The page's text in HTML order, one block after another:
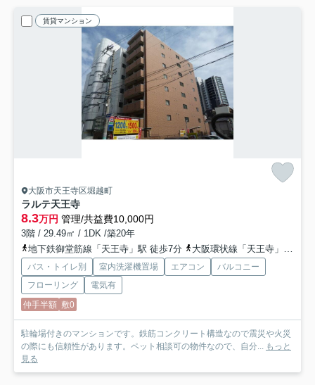
賃貸マンション
大阪市天王寺区堀越町
ラルテ天王寺
8.3万円 管理/共益費10,000円
3階 / 29.49㎡ / 1DK /築20年
地下鉄御堂筋線「天王寺」駅 徒歩7分
大阪環状線「天王寺」駅 徒歩7分
バス・トイレ別 室内洗濯機置場 エアコン
バルコニー
フローリング
電気有
仲手半額 敷0
駐輪場付きのマンションです。鉄筋コンクリート構造なので震災や火災
の際にも信頼性があります。ペット相談可の物件なので、自分... もっと
見る